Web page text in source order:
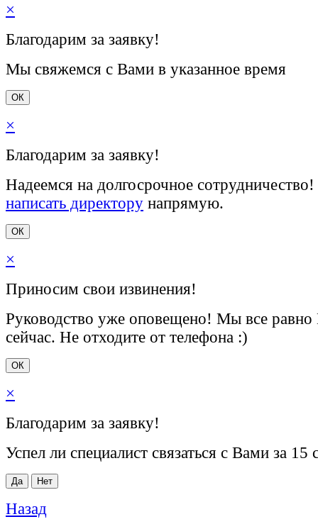
×
Благодарим за заявку!
Мы свяжемся с Вами в указанное время
ОК
×
Благодарим за заявку!
Надеемся на долгосрочное
написать директору напрямую.
ОК
×
Приносим свои извинения!
Руководство уже оповещено! Мы все
сейчас. Не отходите от телефона :)
ОК
×
Благодарим за заявку!
Успел ли специалист связаться с Вами за 15
Да Нет
Назад